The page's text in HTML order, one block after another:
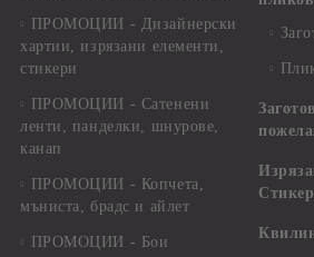
ПРОМОЦИИ - Дизайнерски
хартии, изрязани елементи,
стикери
ПРОМОЦИИ - Сатенени
ленти, панделки, шнурове,
канап
ПРОМОЦИИ - Копчета,
мъниста, брадс и айлет
ПРОМОЦИИ - Бои